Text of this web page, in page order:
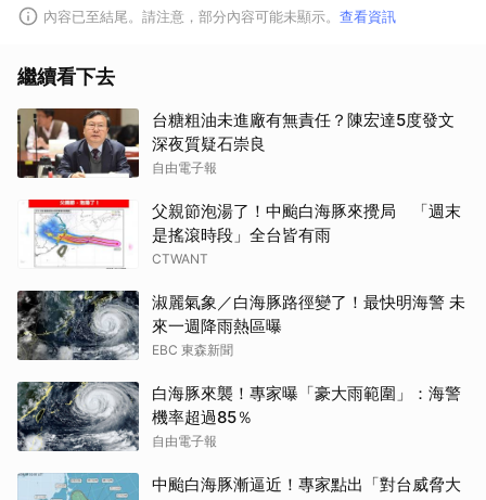
內容已至結尾。請注意，部分內容可能未顯示。 查看資訊
繼續看下去
台糖粗油未進廠有無責任？陳宏達5度發文
深夜質疑石崇良
自由電子報
父親節泡湯了！中颱白海豚來攪局 「週末
是搖滾時段」全台皆有雨
CTWANT
淑麗氣象／白海豚路徑變了！最快明海警 未
來一週降雨熱區曝
EBC 東森新聞
白海豚來襲！專家曝「豪大雨範圍」：海警
機率超過85％
自由電子報
中颱白海豚漸逼近！專家點出「對台威脅大